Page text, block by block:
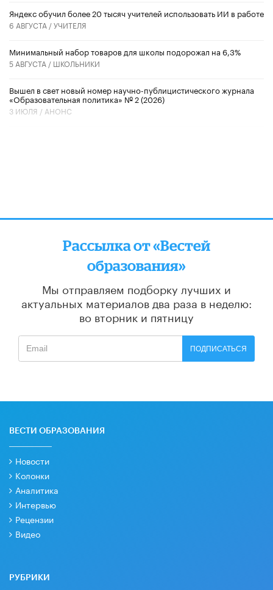
​Яндекс обучил более 20 тысяч учителей использовать ИИ в работе
6 АВГУСТА /УЧИТЕЛЯ
Минимальный набор товаров для школы подорожал на 6,3%
5 АВГУСТА / ШКОЛЬНИКИ
Вышел в свет новый номер научно-публицистического журнала
«Образовательная политика» № 2 (2026)
3 ИЮЛЯ / АНОНС
Рассылка от «Вестей
образования»
Мы отправляем подборку лучших и
актуальных материалов два раза в неделю:
во вторник и пятницу
ПОДПИСАТЬСЯ
ВЕСТИ ОБРАЗОВАНИЯ
Новости
Колонки
Аналитика
Интервью
Рецензии
Видео
РУБРИКИ